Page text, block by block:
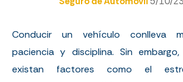
Conducir un vehículo conlleva
paciencia y disciplina. Sin
existan factores como el